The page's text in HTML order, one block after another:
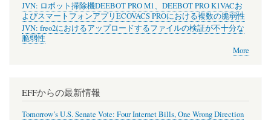
JVN: ロボット掃除機DEEBOT PRO M1、DEEBOT PRO K1VACお
よびスマートフォンアプリECOVACS PROにおける複数の脆弱性
JVN: freo2におけるアップロードするファイルの検証が不十分な
脆弱性
More
EFFからの最新情報
Tomorrow’s U.S. Senate Vote: Four Internet Bills, One Wrong Direction